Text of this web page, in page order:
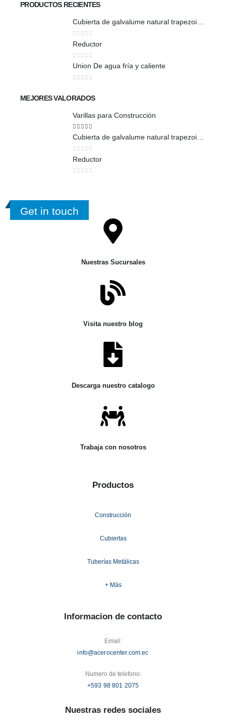
PRODUCTOS RECIENTES
Cubierta de galvalume natural trapezoidal
0out of 5
Reductor
0out of 5
Union De agua fría y caliente
MEJORES VALORADOS
Varillas para Construcción
5out of 5
0out of 5
Reductor
Get in touch
Nuestras Sucursales
Visita nuestro blog
Descarga nuestro catalogo
Trabaja con nosotros
Productos
Construcción
Cubiertas
Tuberías Metálicas
+ Más
Informacion de contacto
Email:
info@acerocenter.com.ec
Numero de telefono:
+593 98 801 2075
Nuestras redes sociales